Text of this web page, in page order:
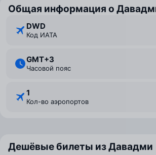
Общая информация о
DWD
Код ИАТА
GMT+3
Часовой пояс
1
Кол-во аэропортов
Дешёвые билеты из Давадми